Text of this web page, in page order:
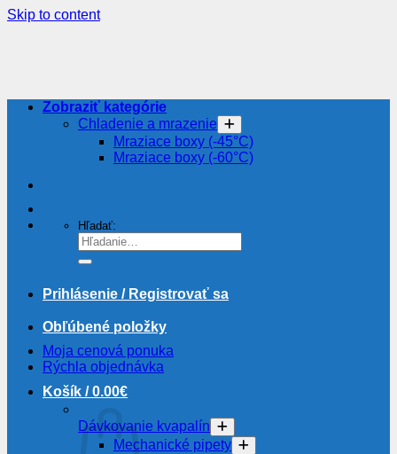
Skip to content
Hľadať:
Prihlásenie / Registrovať sa
Obľúbené položky
Moja cenová ponuka
Rýchla objednávka
Košík /0.00€
Zobraziť kategórie
Chladenie a mrazenie
Mraziace boxy (-45°C)
Mraziace boxy (-60°C)
Dávkovanie kvapalín
Mechanické pipety